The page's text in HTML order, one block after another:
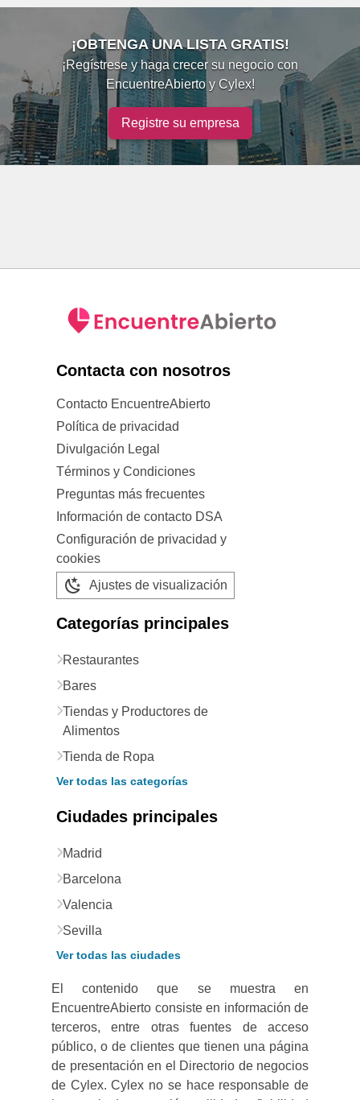
¡OBTENGA UNA LISTA GRATIS!
¡Regístrese y haga crecer su negocio con
EncuentreAbierto y Cylex!
Registre su empresa
Contacta con nosotros
Contacto EncuentreAbierto
Política de privacidad
Divulgación Legal
Términos y Condiciones
Preguntas más frecuentes
Información de contacto DSA
Configuración de privacidad y
cookies
Ajustes de visualización
Categorías principales
Restaurantes
Bares
Tiendas y Productores de
Alimentos
Tienda de Ropa
Ver todas las categorías
Ciudades principales
Madrid
Barcelona
Valencia
Sevilla
Ver todas las ciudades
El contenido que se muestra en
EncuentreAbierto consiste en información de
terceros, entre otras fuentes de acceso
público, o de clientes que tienen una página
de presentación en el Directorio de negocios
de Cylex. Cylex no se hace responsable de